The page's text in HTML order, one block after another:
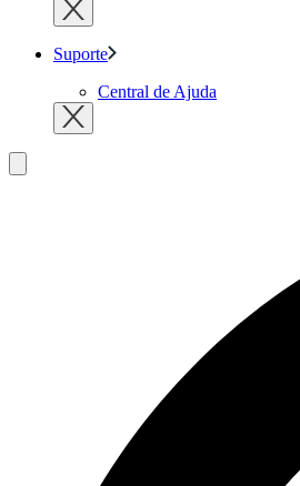
Suporte
Central de Ajuda